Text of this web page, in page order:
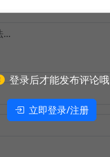
登录后才能发布评论哦
立即登录/注册